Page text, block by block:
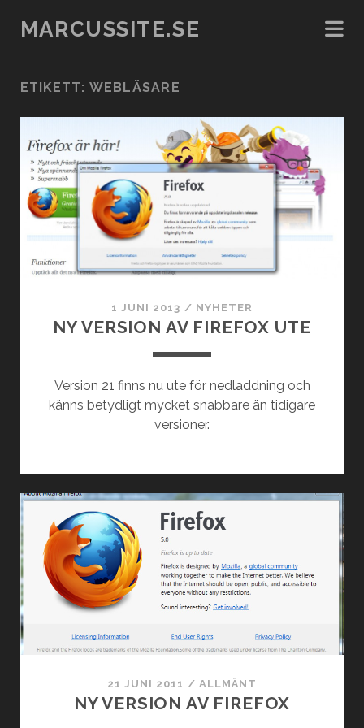
MARCUSSITE.SE
ETIKETT: WEBLÄSARE
1 JUNI 2013 / NYHETER
NY VERSION AV FIREFOX UTE
Version 21 finns nu ute för nedladdning och
känns betydligt mycket snabbare än tidigare
versioner.
21 JUNI 2011 / ALLMÄNT
NY VERSION AV FIREFOX